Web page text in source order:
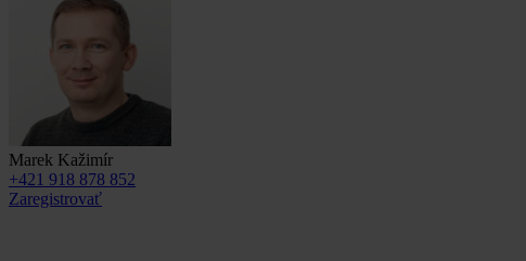
Marek Kažimír
+421 918 878 852
Zaregistrovať